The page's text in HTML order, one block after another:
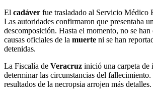
El cadáver fue trasladado al Servicio Médico
Las autoridades confirmaron que presentaba
descomposición. Hasta el momento, no se han
causas oficiales de la muerte ni se han
detenidas.
La Fiscalía de Veracruz inició una carpeta de
determinar las circunstancias del fallecimiento.
resultados de la necropsia arrojen más detalles.